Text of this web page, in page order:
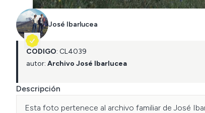
José Ibarlucea
CÓDIGO: CL4039
autor: Archivo José Ibarlucea
Descripción
Esta foto pertenece al archivo familiar de José